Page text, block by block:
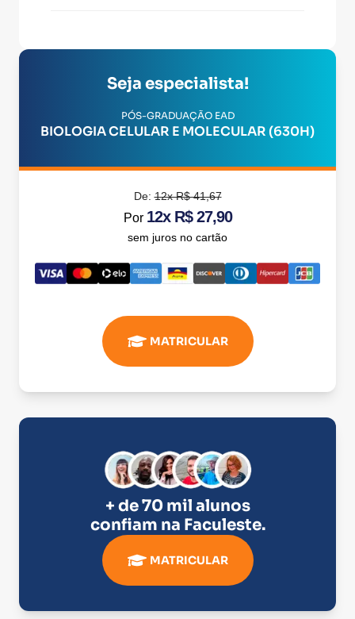
Seja especialista!
PÓS-GRADUAÇÃO EAD
BIOLOGIA CELULAR E MOLECULAR (630H)
De:12x R$ 41,67
Por 12x R$ 27,90
sem juros no cartão
MATRICULAR
+ de 70 mil alunos
confiam na Faculeste.
MATRICULAR